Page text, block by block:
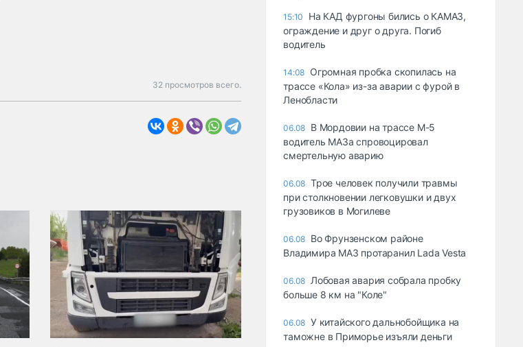
32 просмотров всего.
15:10
На КАД фургоны бились о КАМАЗ,
ограждение и друг о друга. Погиб
водитель
14:08 Огромная пробка скопилась на
трассе «Кола» из-за аварии с фурой в
Ленобласти
06.08 В Мордовии на трассе М-5
водитель МАЗа спровоцировал
смертельную аварию
06.08 Трое человек получили травмы
при столкновении легковушки и двух
грузовиков в Могилеве
06.08 Во Фрунзенском районе
Владимира МАЗ протаранил Lada Vesta
06.08 Лобовая авария собрала пробку
больше 8 км на "Коле"
06.08 У китайского дальнобойщика на
таможне в Приморье изъяли деньги